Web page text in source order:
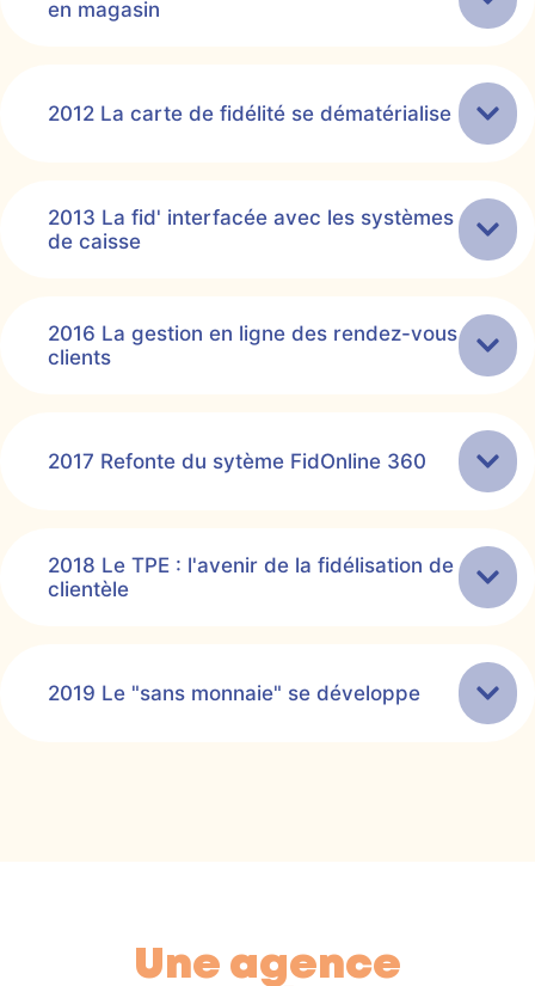
en magasin
2012 La carte de fidélité se dématérialise
2013 La fid' interfacée avec les systèmes
de caisse
2016 La gestion en ligne des rendez-vous
clients
2017 Refonte du sytème FidOnline 360
2018 Le TPE : l'avenir de la fidélisation de
clientèle
2019 Le "sans monnaie" se développe
Une agence